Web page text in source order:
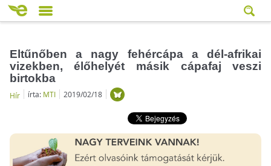
Eltűnőben a nagy fehércápa a dél-afrikai
vizekben, élőhelyét másik cápafaj veszi
birtokba
Hír írta: MTI 2019/02/18